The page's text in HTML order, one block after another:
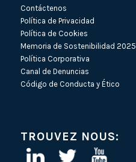
Contáctenos
Política de Privacidad
Política de Cookies
Memoria de Sostenibilidad 2025
Política Corporativa
Canal de Denuncias
Código de Conducta y Ético
TROUVEZ NOUS: